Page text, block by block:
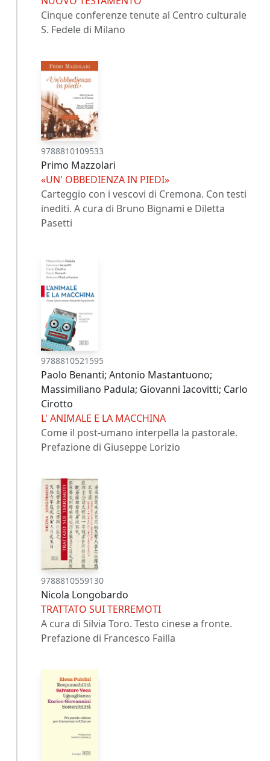
Cinque conferenze tenute al Centro culturale
S. Fedele di Milano
9788810109533
Primo Mazzolari
«UN' OBBEDIENZA IN PIEDI»
Carteggio con i vescovi di Cremona. Con testi
inediti. A cura di Bruno Bignami e Diletta
Pasetti
9788810521595
Paolo Benanti; Antonio Mastantuono;
Massimiliano Padula; Giovanni Iacovitti; Carlo
Cirotto
L' ANIMALE E LA MACCHINA
Come il post-umano interpella la pastorale.
Prefazione di Giuseppe Lorizio
9788810559130
Nicola Longobardo
TRATTATO SUI TERREMOTI
A cura di Silvia Toro. Testo cinese a fronte.
Prefazione di Francesco Failla